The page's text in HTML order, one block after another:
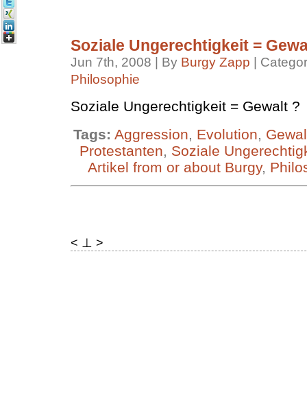
Soziale Ungerechtigkeit =
Jun 7th, 2008 | By Burgy Zapp |
Philosophie
Soziale Ungerechtigkeit = Gewalt ?
Tags: Aggression Evolution
Protestanten
Soziale
Artikel from or about Burgy,
< ⊥ >